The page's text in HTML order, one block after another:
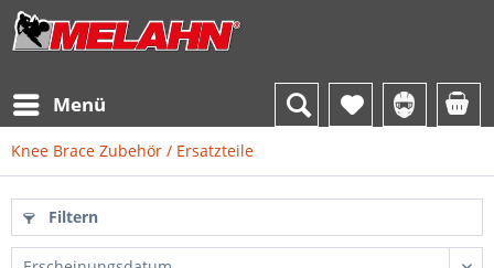
Menü
Knee Brace Zubehör / Ersatzteile
Filtern